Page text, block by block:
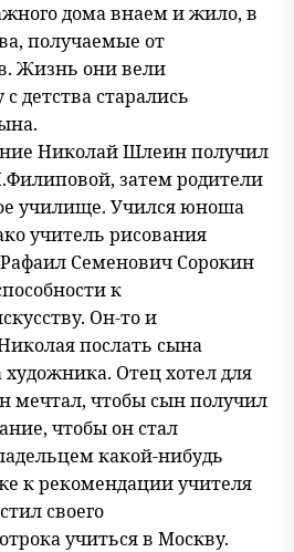
дома внаем и жило, в
получаемые от
Жизнь они вели
детства старались
Николай Шлеин получил
затем родители
училище. Учился юноша
учитель рисования
Семенович Сорокин
к
Он-то и
послать сына
Отец хотел для
мечтал, чтобы сын получил
чтобы он стал
какой-нибудь
к рекомендации учителя
своего
учиться в Москву.